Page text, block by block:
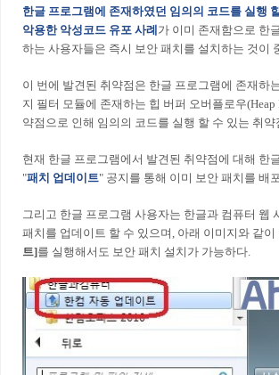
한글 프로그램에 존재하였던 임의의 코드를 실행
악용한 악성코드 유포 사례 가 이미 존재함으로 한
하는 사용자들은 즉시 보안 패치를 설치하는 것이
이 번에 발견된 취약점은 한글 프로그램에 존재하
지 필터 모듈에 존재하는 힙 버퍼 오버플로우(Heap
약점으로 인해 임의의 코드를 실행 할 수 있는 취약
현재 한글 프로그램에서 발견된 취약점에 대해 한
"패치 업데이트" 공지를 통해 이미 보안 패치를 배
그리고 한글 프로그램 사용자는 한글과 컴퓨터 웹
패치를 업데이트 할 수 있으며, 아래 이미지와 같이
트]를 실행해서도 보안 패치 설치가 가능하다.